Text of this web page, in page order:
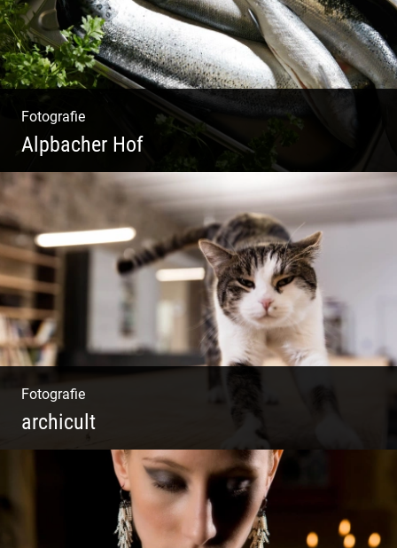
Fotografie
Alpbacher Hof
Vorzügliche Weine | Gourmet Küche | Feiste
Kulinarik | Genuss Urlaub
Fotografie
archicult
Lesen & Inspirieren | Messen & Verlegen |
Zeichnen & Malen | Planen & Bauen